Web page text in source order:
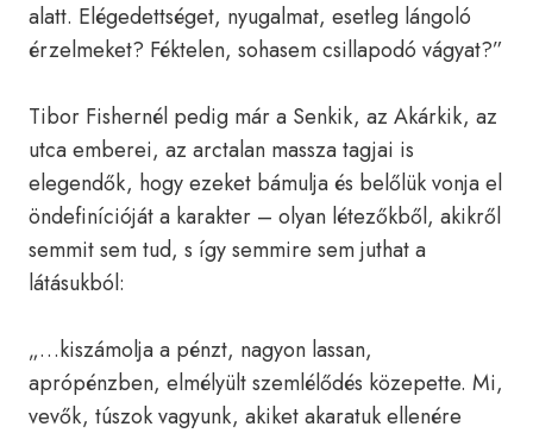
alatt. Elégedettséget, nyugalmat, esetleg lángoló
érzelmeket? Féktelen, sohasem csillapodó vágyat?”
Tibor Fishernél pedig már a Senkik, az Akárkik, az
utca emberei, az arctalan massza tagjai is
elegendők, hogy ezeket bámulja és belőlük vonja el
öndefinícióját a karakter – olyan létezőkből, akikről
semmit sem tud, s így semmire sem juthat a
látásukból:
„…kiszámolja a pénzt, nagyon lassan,
aprópénzben, elmélyült szemlélődés közepette. Mi,
vevők, túszok vagyunk, akiket akaratuk ellenére